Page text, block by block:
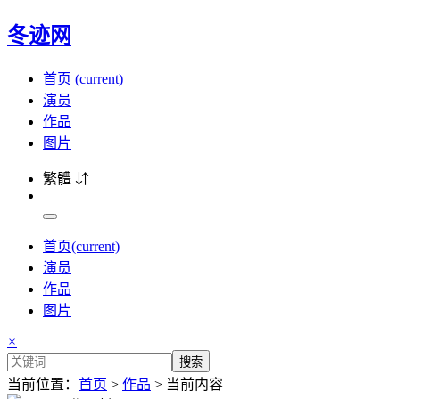
冬迹网
首页 (current)
演员
作品
图片
繁體 ⇵
首页(current)
演员
作品
图片
×
搜索
当前位置： 首页 > 作品 > 当前内容